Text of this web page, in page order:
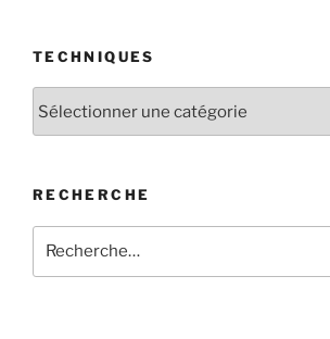
TECHNIQUES
RECHERCHE
pour